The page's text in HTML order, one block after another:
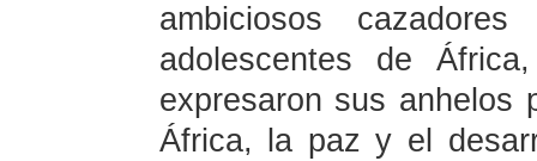
ambiciosos
adolescentes de
expresaron sus anhelos
África, la paz y el